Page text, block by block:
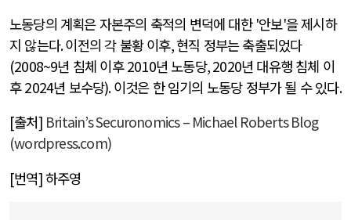
노동당의 계획은 자본주의 축적의 변덕에 대한 '안보'을 제시하
지 않는다.이전의 각 불황 이후,현직 정부는 축출되었다
(2008~9년 침체 이후2010년 노동당, 2020년 대유행 침체 이
후2024년 보수당).이것은 한 임기의 노동당 정부가 될 수 있다.
[출처] Britain’s Securonomics – Michael Roberts Blog
(wordpress.com)
[번역] 하주영